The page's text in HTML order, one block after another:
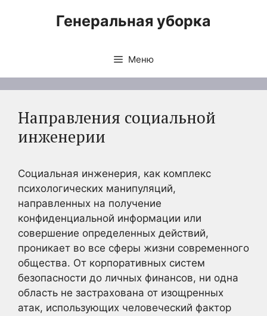
Генеральная уборка
Меню
Направления социальной
инженерии
Социальная инженерия, как комплекс
психологических манипуляций,
направленных на получение
конфиденциальной информации или
совершение определенных действий,
проникает во все сферы жизни современного
общества. От корпоративных систем
безопасности до личных финансов, ни одна
область не застрахована от изощренных
атак, использующих человеческий фактор